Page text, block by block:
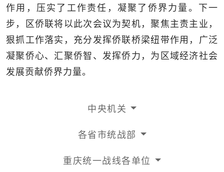
作用，压实了工作责任，凝聚了侨界力量。下一
步，区侨联将以此次会议为契机，聚焦主责主业，
狠抓工作落实，充分发挥侨联桥梁纽带作用，广泛
凝聚侨心、汇聚侨智、发挥侨力，为区域经济社会
发展贡献侨界力量。
中央机关
各省市统战部
重庆统一战线各单位